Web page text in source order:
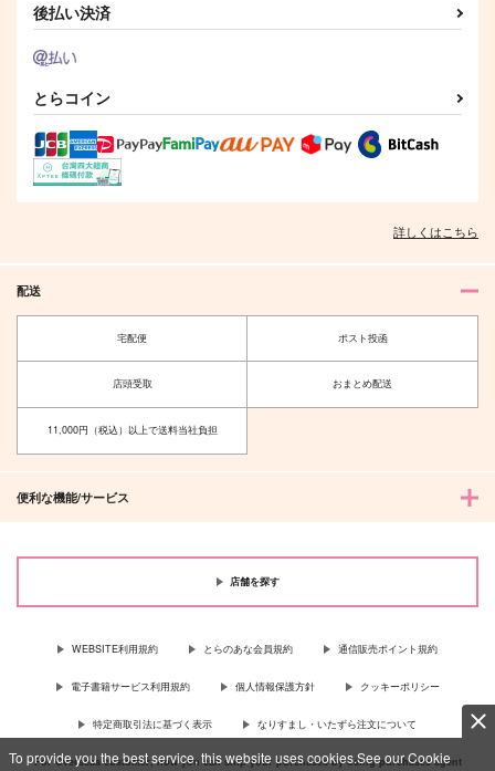
To provide you the best service, this website uses cookies.See our Cookie
後払い決済
とらコイン
詳しくはこちら
配送
宅配便 ポスト投函
店頭受取 おまとめ配送
11,000円（税込）以上で送料当社負担
便利な機能/サービス
店舗を探す
WEBSITE利用規約 とらのあな会員規約 通信販売ポイント規約
電子書籍サービス利用規約 個人情報保護方針 クッキーポリシー
特定商取引法に基づく表示 なりすまし・いたずら注文について
For Overseas customer, now you can ship your purchases by using purchases agent